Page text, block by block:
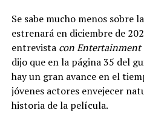
Se sabe mucho menos sobre
estrenará en diciembre de
entrevista con Entertainment
dijo que en la página 35 del
hay un gran avance en el
jóvenes actores envejecer
historia de la película.